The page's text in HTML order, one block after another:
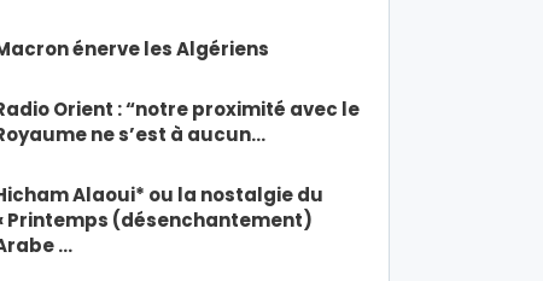
énerve les Algériens
Orient : “notre proximité avec le
ne s’est à aucun…
Alaoui* ou la nostalgie du
Printemps (désenchantement)
…